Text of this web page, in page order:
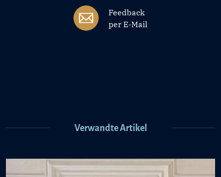
Feedback
per E-Mail
Verwandte Artikel